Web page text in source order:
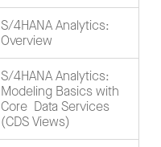
S/4HANA Analytics:
Overview
S/4HANA Analytics:
Modeling Basics with
Core Data Services
(CDS Views)